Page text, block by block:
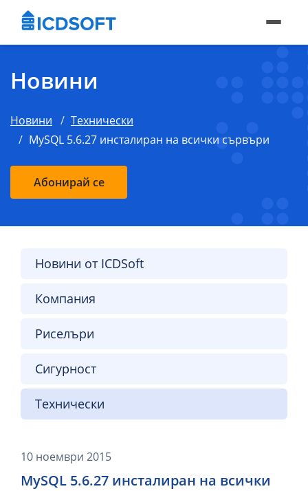
Новини
Новини
Технически
MySQL 5.6.27 инсталиран на всички сървъри
Абонирай се
Новини от ICDSoft
Компания
Риселъри
Сигурност
Технически
10 ноември 2015
MySQL 5.6.27 инсталиран на всички